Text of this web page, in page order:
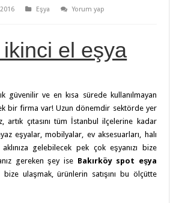
Eşya
Yorum yap
ikinci el eşya
güvenilir ve en kısa sürede kullanılmayan
bir firma var! Uzun dönemdir sektörde yer
artık çıtasını tüm İstanbul ilçelerine kadar
eşyalar, mobilyalar, ev aksesuarları, halı
gelebilecek pek çok eşyanızı bize
gereken şey ise Bakırköy spot eşya
bize ulaşmak, ürünlerin satışını bu ölçütte